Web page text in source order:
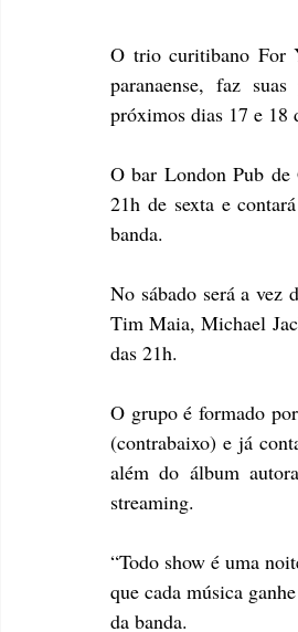
O trio curitibano For
paranaense, faz
próximos dias 17 e 18
O bar London Pub de
21h de sexta e
banda.
No sábado será a vez
Tim Maia, Michael
das 21h.
O grupo é formado
(contrabaixo) e já
além do álbum
streaming.
“Todo show é uma
que cada música
da banda.